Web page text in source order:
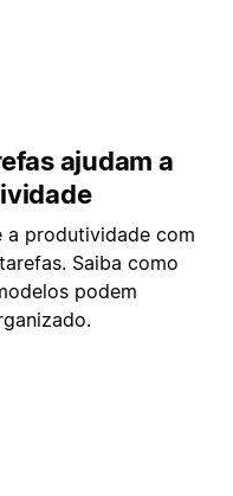
ajudam a
a produtividade com
Saiba como
podem